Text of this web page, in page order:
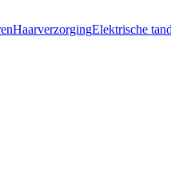
HaarverzorgingElektrische